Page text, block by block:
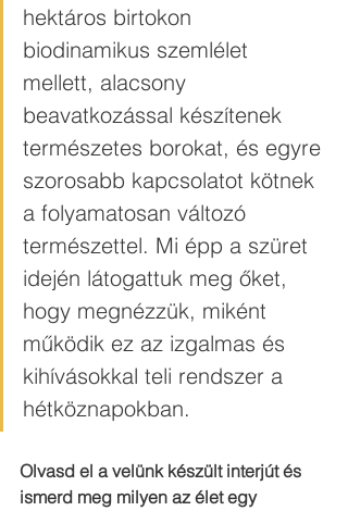
hektáros birtokon
biodinamikus szemlélet
mellett, alacsony
beavatkozással készítenek
természetes borokat, és egyre
szorosabb kapcsolatot kötnek
a folyamatosan változó
természettel. Mi épp a szüret
idején látogattuk meg őket,
hogy megnézzük, miként
működik ez az izgalmas és
kihívásokkal teli rendszer a
hétköznapokban.
Olvasd el a velünk készült interjút és
ismerd meg milyen az élet egy